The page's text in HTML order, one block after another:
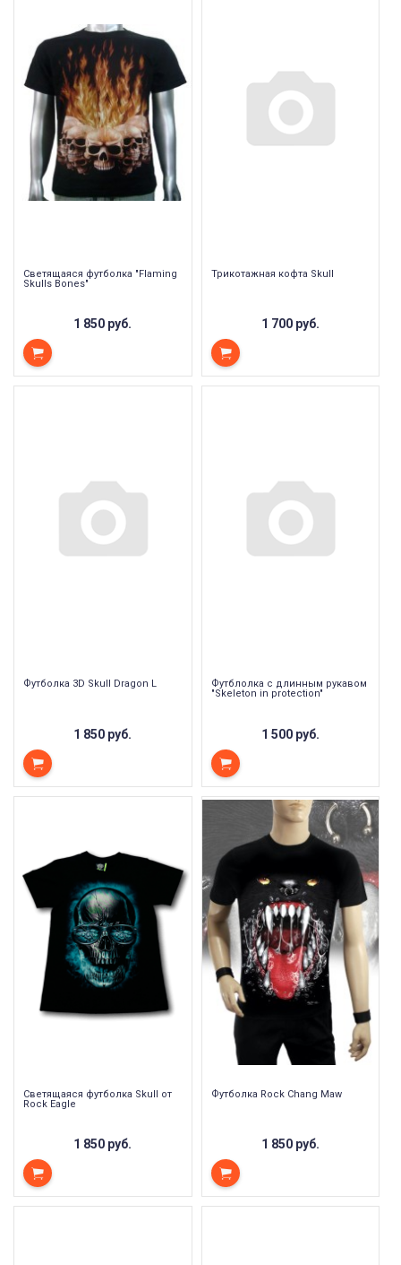
Светящаяся футболка "Flaming
Skulls Bones"
1 850 руб.
Трикотажная кофта Skull
1 700 руб.
Футболка 3D Skull Dragon L
1 850 руб.
Футблолка с длинным рукавом
"Skeleton in protection"
1 500 руб.
Светящаяся футболка Skull от
Rock Eagle
1 850 руб.
Футболка Rock Chang Maw
1 850 руб.